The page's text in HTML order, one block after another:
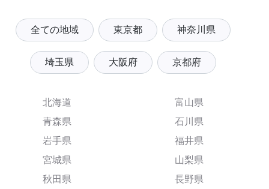
全ての地域 東京都 神奈川県
埼玉県 大阪府 京都府
北海道
青森県
岩手県
宮城県
秋田県
富山県
石川県
福井県
山梨県
長野県